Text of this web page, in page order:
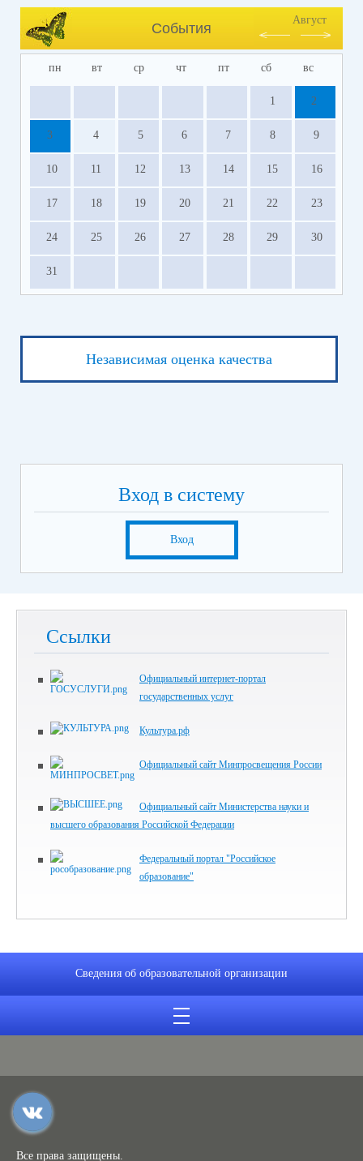
События
Август
пн вт ср чт пт сб вс
1 2
3 4 5 6 7 8 9
10 11 12 13 14 15 16
17 18 19 20 21 22 23
24 25 26 27 28 29 30
31
Независимая оценка качества
Вход в систему
Вход
Ссылки
Официальный интернет-портал
государственных услуг
Культура.рф
Официальный сайт Минпросвещения России
Официальный сайт Министерства науки и
высшего образования Российской Федерации
Федеральный портал "Российское
образование"
Сведения об образовательной организации
Все права защищены.